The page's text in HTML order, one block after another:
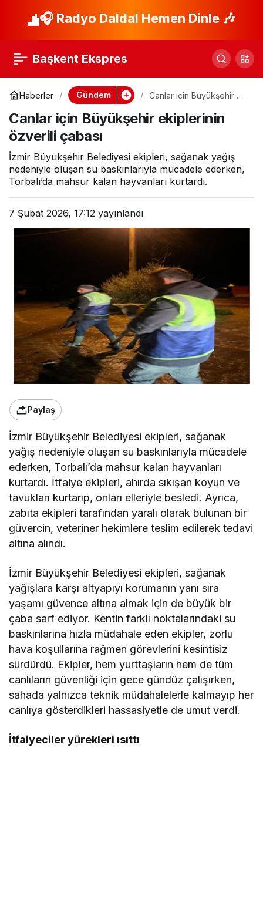
🎧 Radyo Daldal Hemen Dinle 🎶
Başkent Ekspres
Haberler Gündem
Canlar için Büyükşehir
Canlar için Büyükşehir ekiplerinin
özverili çabası
İzmir Büyükşehir Belediyesi ekipleri, sağanak yağış
nedeniyle oluşan su baskınlarıyla mücadele ederken,
Torbalı’da mahsur kalan hayvanları kurtardı.
7 Şubat 2026, 17:12 yayınlandı
Paylaş
İzmir Büyükşehir Belediyesi ekipleri, sağanak
yağış nedeniyle oluşan su baskınlarıyla mücadele
ederken, Torbalı’da mahsur kalan hayvanları
kurtardı. İtfaiye ekipleri, ahırda sıkışan koyun ve
tavukları kurtarıp, onları elleriyle besledi. Ayrıca,
zabıta ekipleri tarafından yaralı olarak bulunan bir
güvercin, veteriner hekimlere teslim edilerek tedavi
altına alındı.
İzmir Büyükşehir Belediyesi ekipleri, sağanak
yağışlara karşı altyapıyı korumanın yanı sıra
yaşamı güvence altına almak için de büyük bir
çaba sarf ediyor. Kentin farklı noktalarındaki su
baskınlarına hızla müdahale eden ekipler, zorlu
hava koşullarına rağmen görevlerini kesintisiz
sürdürdü. Ekipler, hem yurttaşların hem de tüm
canlıların güvenliği için gece gündüz çalışırken,
sahada yalnızca teknik müdahalelerle kalmayıp her
canlıya gösterdikleri hassasiyetle de umut verdi.
İtfaiyeciler yürekleri ısıttı
Ödemiş Belediyesi
Karşı Teyakkuzda
Paylaş